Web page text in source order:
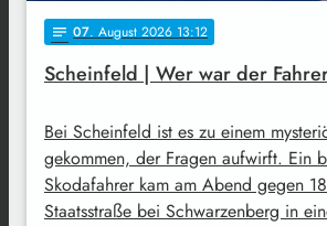
notes 07. August 2026 13:12
Scheinfeld | Wer war der
Bei Scheinfeld ist es zu einem
gekommen, der Fragen aufwirft. Ein
Skodafahrer kam am Abend gegen
Staatsstraße bei Schwarzenberg in